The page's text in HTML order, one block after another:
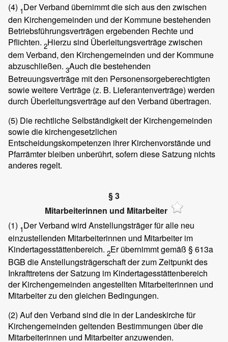
(4) 1Der Verband übernimmt die sich aus den zwischen
den Kirchengemeinden und der Kommune bestehenden
Betriebsführungsverträgen ergebenden Rechte und
Pflichten. 2Hierzu sind Überleitungsverträge zwischen
dem Verband, den Kirchengemeinden und der Kommune
abzuschließen. 3Auch die bestehenden
Betreuungsverträge mit den Personensorgeberechtigten
sowie weitere Verträge (z. B. Lieferantenverträge) werden
durch Überleitungsverträge auf den Verband übertragen.
(5) Die rechtliche Selbständigkeit der Kirchengemeinden
sowie die kirchengesetzlichen
Entscheidungskompetenzen ihrer Kirchenvorstände und
Pfarrämter bleiben unberührt, sofern diese Satzung nichts
anderes regelt.
§ 3
Mitarbeiterinnen und Mitarbeiter
(1) 1Der Verband wird Anstellungsträger für alle neu
einzustellenden Mitarbeiterinnen und Mitarbeiter im
Kindertagesstättenbereich. 2Er übernimmt gemäß § 613a
BGB die Anstellungsträgerschaft der zum Zeitpunkt des
Inkrafttretens der Satzung im Kindertagesstättenbereich
der Kirchengemeinden angestellten Mitarbeiterinnen und
Mitarbeiter zu den gleichen Bedingungen.
(2) Auf den Verband sind die in der Landeskirche für
Kirchengemeinden geltenden Bestimmungen über die
Mitarbeiterinnen und Mitarbeiter anzuwenden.